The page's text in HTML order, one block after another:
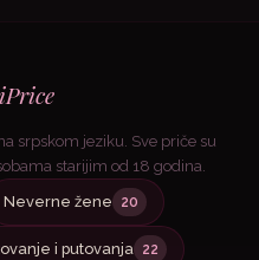
srpskom jeziku. Sve priče su
starijim od 18 godina.
Neverne žene 20
i putovanja 22